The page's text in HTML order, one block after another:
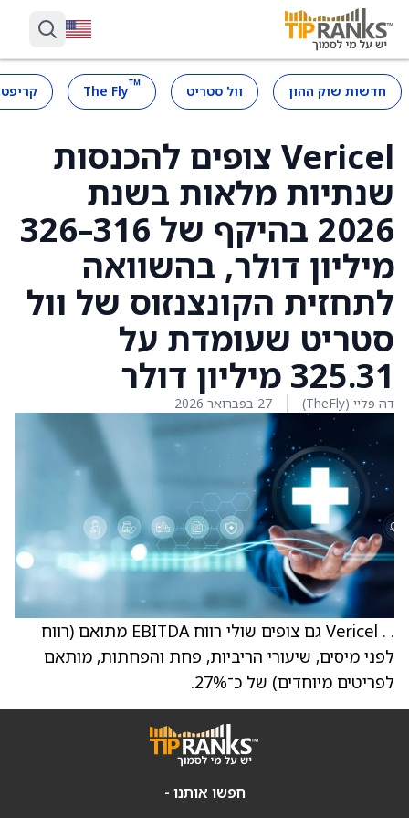
חדשות שוק ההון וול סטריט ™
The Fly
Vericel צופים להכנסות
שנתיות מלאות בשנת
2026 בהיקף של 316–326
מיליון דולר, בהשוואה
לתחזית הקונצנזוס של וול
סטריט שעומדת על
325.31 מיליון דולר
דה פליי (TheFly) 27 בפברואר 2026
. . Vericel גם צופים שולי רווח EBITDA מתואם (רווח
לפני מיסים, שיעורי הריביות, פחת והפחתות, מותאם
לפריטים מיוחדים) של כ־27%.
חפשו אותנו -